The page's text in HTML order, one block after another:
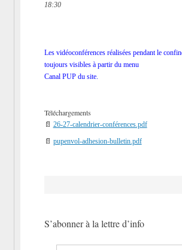
18:30
Les vidéoconférences réalisées pendant le
toujours visibles à partir du menu
Canal PUP du site.
Téléchargements
📄 26-27-calendrier-conférences.pdf
📄 pupenvol-adhesion-bulletin.pdf
S’abonner à la lettre d’info